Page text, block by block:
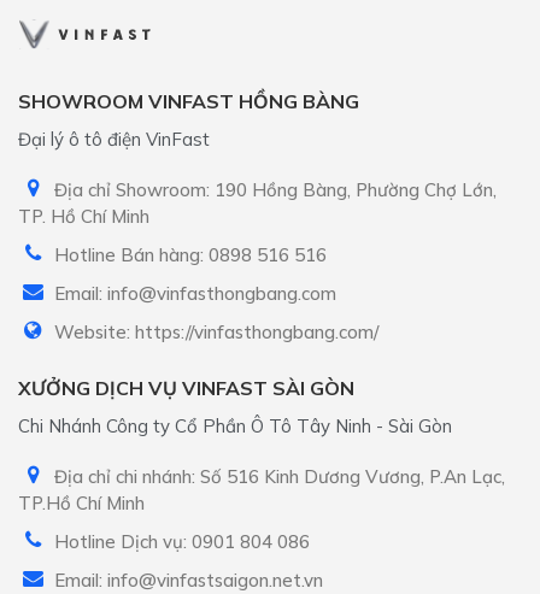
SHOWROOM VINFAST HỒNG BÀNG
Đại lý ô tô điện VinFast
Địa chỉ Showroom: 190 Hồng Bàng, Phường Chợ Lớn,
TP. Hồ Chí Minh
Hotline Bán hàng: 0898 516 516
Email: info@vinfasthongbang.com
Website: https://vinfasthongbang.com/
XƯỞNG DỊCH VỤ VINFAST SÀI GÒN
Chi Nhánh Công ty Cổ Phần Ô Tô Tây Ninh - Sài Gòn
Địa chỉ chi nhánh: Số 516 Kinh Dương Vương, P.An Lạc,
TP.Hồ Chí Minh
Hotline Dịch vụ: 0901 804 086
Email: info@vinfastsaigon.net.vn